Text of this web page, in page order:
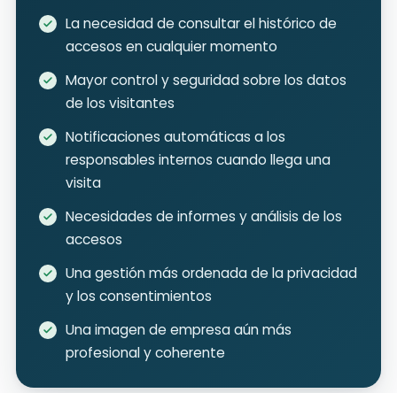
La necesidad de consultar el histórico de
accesos en cualquier momento
Mayor control y seguridad sobre los datos
de los visitantes
Notificaciones automáticas a los
responsables internos cuando llega una
visita
Necesidades de informes y análisis de los
accesos
Una gestión más ordenada de la privacidad
y los consentimientos
Una imagen de empresa aún más
profesional y coherente